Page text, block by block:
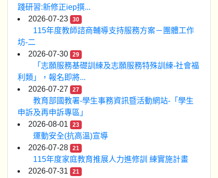
踐研習:新修正iep撰...
2026-07-23
30
115年度教師諮商輔導支持服務方案－團體工作
坊-二
2026-07-30
29
「志願服務基礎訓練及志願服務特殊訓練-社會福
利類」，報名即將...
2026-07-27
27
教育部國教署-學生事務資訊暨活動網站-「學生
申訴及再申訴專區」
2026-08-01
23
運動安全(抗高溫)宣導
2026-07-28
21
115年度家庭教育推展人力進修訓 練實施計畫
2026-07-31
21